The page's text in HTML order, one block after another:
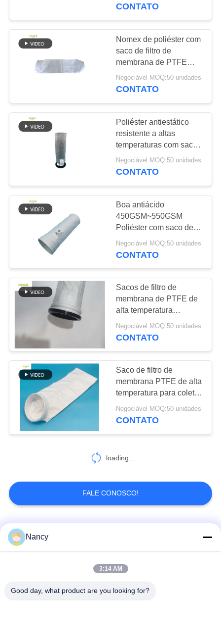
POLÍTICA
DE
PRIVACIDADE
PTFE
CONTATO
Nomex de poliéster com
saco de filtro de
membrana de PTFE
para fábrica de aço
Negociável MOQ:50 unidades
CONTATO
Poliéster antiestático
resistente a altas
temperaturas com saco
de filtro de membrana de
PTFE
Negociável MOQ:50 unidades
CONTATO
Boa antiácido
450GSM~550GSM
Poliéster com saco de
filtro de membrana de
PTFE
Negociável MOQ:50 unidades
CONTATO
Sacos de filtro de
membrana de PTFE de
alta temperatura
750GSM em preto
carbono produzindo
Negociável MOQ:50 unidades
CONTATO
Saco de filtro de
membrana PTFE de alta
temperatura para coletor
de poeira
Negociável MOQ:50 unidades
CONTATO
loading...
FALE CONOSCO!
Categorias populares
Saco de filtro de
Nancy
3:14 AM
Good day, what product are you looking for?